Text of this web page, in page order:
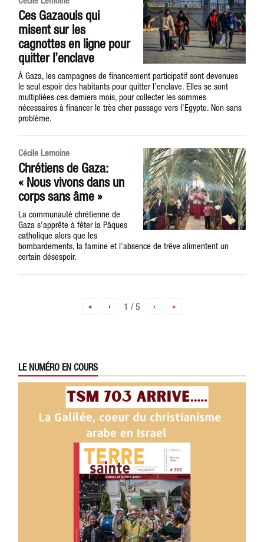
Ces Gazaouis qui
misent sur les
cagnottes en ligne pour
quitter l’enclave
À Gaza, les campagnes de financement participatif sont devenues
le seul espoir des habitants pour quitter l’enclave. Elles se sont
multipliées ces derniers mois, pour collecter les sommes
nécessaires à financer le très cher passage vers l’Egypte. Non sans
problème.
Cécile Lemoine
Chrétiens de Gaza:
« Nous vivons dans un
corps sans âme »
La communauté chrétienne de
Gaza s'apprête à fêter la Pâques
catholique alors que les
bombardements, la famine et l’absence de trêve alimentent un
certain désespoir.
« ‹ 1 / 5 › »
LE NUMÉRO EN COURS